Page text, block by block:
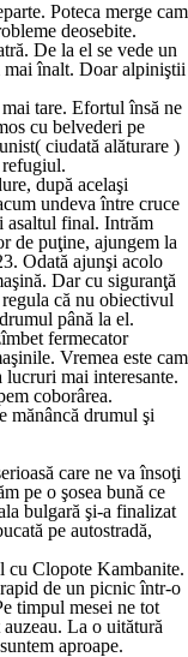
Poteca merge cam
deosebite.
De la el se vede un
mai înalt. Doar alpiniştii
tare. Efortul însă ne
cu belvederi pe
ciudată alăturare )
refugiul.
după acelaşi
undeva între cruce
asaltul final. Intrăm
de puţine, ajungem la
Odată ajunşi acolo
Dar cu siguranţă
că nu obiectivul
până la el.
fermecator
Vremea este cam
mai interesante.
coborârea.
mănâncă drumul şi
care ne va însoţi
pe o şosea bună ce
bulgară şi-a finalizat
pe autostradă,
cu Clopote Kambanite.
de un picnic într-o
timpul mesei ne tot
La o uitătură
aproape.